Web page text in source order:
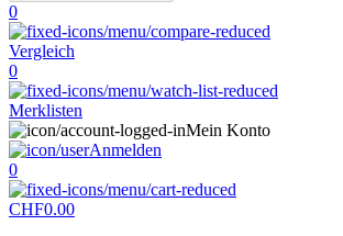
0
Vergleich
0
Merklisten
Mein Konto
Anmelden
0
CHF0.00